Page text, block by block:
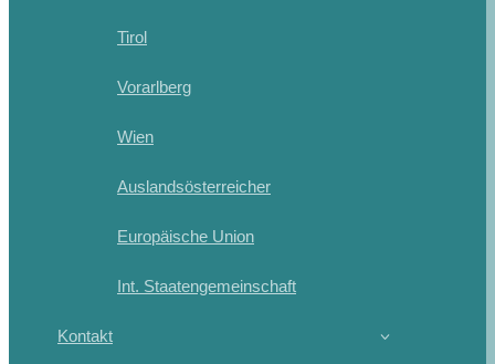
Tirol
Vorarlberg
Wien
Auslandsösterreicher
Europäische Union
Int. Staatengemeinschaft
Kontakt